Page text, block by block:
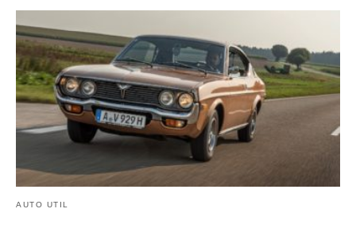
AUTO UTIL